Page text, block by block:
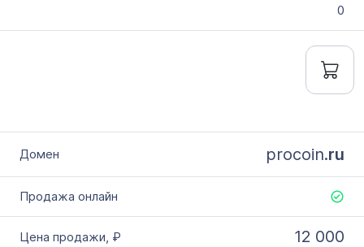
0
procoin.ru
12 000